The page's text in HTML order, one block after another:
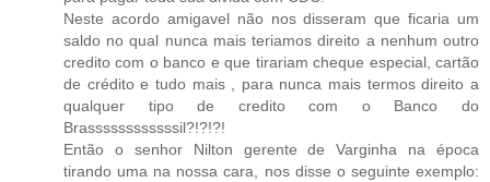
Neste acordo amigavel não nos disseram que ficaria um
saldo no qual nunca mais teriamos direito a nenhum outro
credito com o banco e que tirariam cheque especial, cartão
de crédito e tudo mais , para nunca mais termos direito a
qualquer tipo de credito com o Banco do
Brassssssssssssil?!?!?!
Então o senhor Nilton gerente de Varginha na época
tirando uma na nossa cara, nos disse o seguinte exemplo: